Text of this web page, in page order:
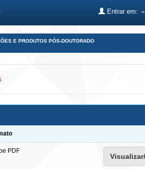
Entrar em:
E PRODUTOS PÓS-DOUTORADO
PDF